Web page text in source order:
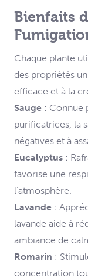
Bienfaits
Chaque plante
des propriétés
efficace et à la
Sauge : Connue
purificatrices, la
négatives et à
Eucalyptus :
favorise une
l’atmosphère.
Lavande :
lavande aide à
ambiance de
Romarin :
concentration